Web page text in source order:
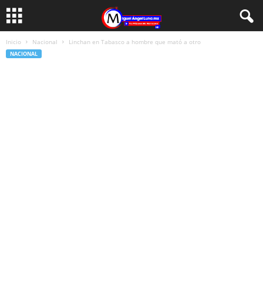
Inicio Nacional Linchan en Tabasco a hombre que mató a otro
NACIONAL